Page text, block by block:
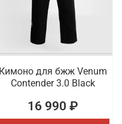
Кимоно для бжж Venum
Contender 3.0 Black
16 990 ₽